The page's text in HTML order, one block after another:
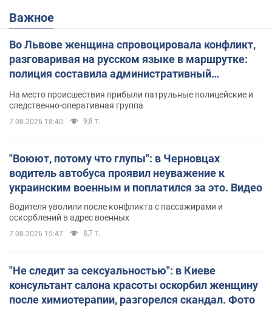
Важное
Во Львове женщина спровоцировала конфликт,
разговаривая на русском языке в маршрутке:
полиция составила административный
На место происшествия прибыли патрульные полицейские и
следственно-оперативная группа
7.08.2026 18:40 9,8 т.
"Воюют, потому что глупы": в Черновцах
водитель автобуса проявил неуважение к
украинским военным и поплатился за это. Видео
Водителя уволили после конфликта с пассажирами и
оскорблений в адрес военных
7.08.2026 15:47 8,7 т.
"Не следит за сексуальностью": в Киеве
консультант салона красоты оскорбил женщину
после химиотерапии, разгорелся скандал. Фото